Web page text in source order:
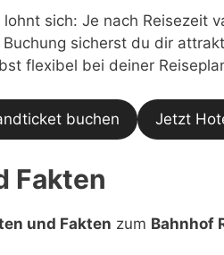
lohnt sich: Je nach Reisezeit
sicherst du dir
flexibel bei deiner
buchen Jetzt
Fakten
und Fakten zum Bahnhof